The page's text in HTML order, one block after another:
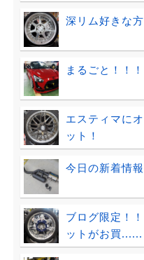
深リム好きな
まるごと！！！
エスティマに
ット！
今日の新着情
ブログ限定！
ットがお買......